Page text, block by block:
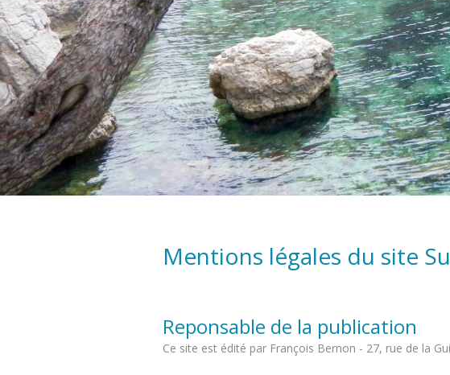
Mentions légales du site
Reponsable de la publication
Ce site est édité par François Bernon - 27, rue de la